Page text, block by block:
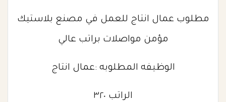
مطلوب عمال انتاج للعمل في مصنع بلاستيك
مؤمن مواصلات براتب عالي
الوظيفه المطلوبه :عمال انتاج
الراتب ٣٢٠